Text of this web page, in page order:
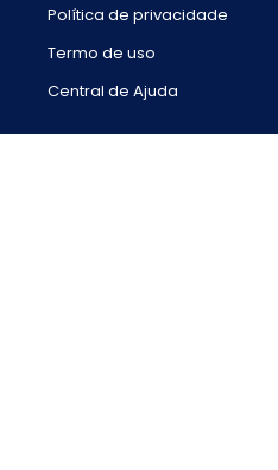
Política de privacidade
Termo de uso
Central de Ajuda